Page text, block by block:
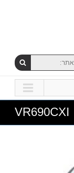
VR690CXI